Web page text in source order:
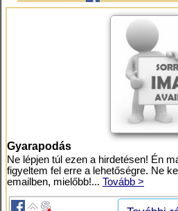
Gyarapodás
Ne lépjen túl ezen a hirdetésen! Én
figyeltem fel erre a lehetőségre. Ne
emailben, mielőbb!... Tovább >